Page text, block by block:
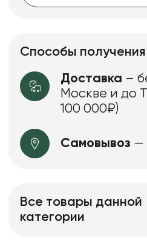
Способы получения
Доставка –
Москве и до
100 000₽)
Самовывоз —
Все товары данной
категории